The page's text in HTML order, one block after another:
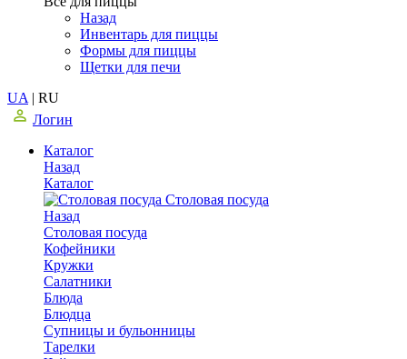
Назад
Инвентарь для пиццы
Формы для пиццы
Щетки для печи
UA | RU
Логин
Каталог
Назад
Каталог
Столовая посуда
Назад
Столовая посуда
Кофейники
Кружки
Салатники
Блюда
Блюдца
Супницы и бульонницы
Тарелки